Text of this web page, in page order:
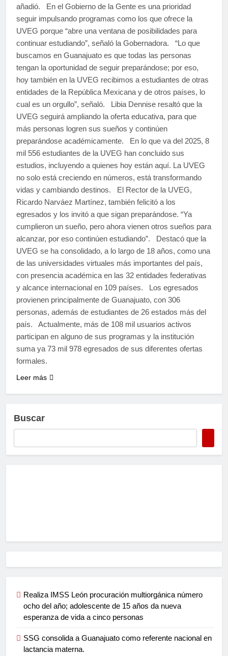
añadió. En el Gobierno de la Gente es una prioridad
seguir impulsando programas como los que ofrece la
UVEG porque “abre una ventana de posibilidades para
continuar estudiando”, señaló la Gobernadora. “Lo que
buscamos en Guanajuato es que todas las personas
tengan la oportunidad de seguir preparándose; por eso,
hoy también en la UVEG recibimos a estudiantes de otras
entidades de la República Mexicana y de otros países, lo
cual es un orgullo”, señaló. Libia Dennise resaltó que la
UVEG seguirá ampliando la oferta educativa, para que
más personas logren sus sueños y continúen
preparándose académicamente. En lo que va del 2025, 8
mil 556 estudiantes de la UVEG han concluido sus
estudios, incluyendo a quienes hoy están aquí. La UVEG
no solo está creciendo en números, está transformando
vidas y cambiando destinos. El Rector de la UVEG,
Ricardo Narváez Martínez, también felicitó a los
egresados y los invitó a que sigan preparándose. “Ya
cumplieron un sueño, pero ahora vienen otros sueños para
alcanzar, por eso continúen estudiando”. Destacó que la
UVEG se ha consolidado, a lo largo de 18 años, como una
de las universidades virtuales más importantes del país,
con presencia académica en las 32 entidades federativas
y alcance internacional en 109 países. Los egresados
provienen principalmente de Guanajuato, con 306
personas, además de estudiantes de 26 estados más del
país. Actualmente, más de 108 mil usuarios activos
participan en alguno de sus programas y la institución
suma ya 73 mil 978 egresados de sus diferentes ofertas
formales.
Leer más
Buscar
Realiza IMSS León procuración multiorgánica número
ocho del año; adolescente de 15 años da nueva
esperanza de vida a cinco personas
SSG consolida a Guanajuato como referente nacional en
lactancia materna.